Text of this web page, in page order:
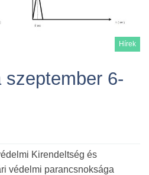
Hírek
szeptember 6-
Kirendeltség és
védelmi parancsnoksága